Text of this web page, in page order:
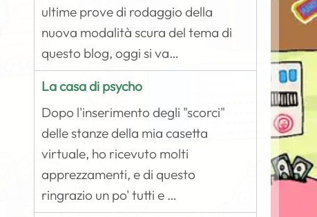
ultime prove di rodaggio della
nuova modalità scura del tema di
questo blog, oggi si va…
La casa di psycho
Dopo l'inserimento degli "scorci"
delle stanze della mia casetta
virtuale, ho ricevuto molti
apprezzamenti, e di questo
ringrazio un po' tutti e …